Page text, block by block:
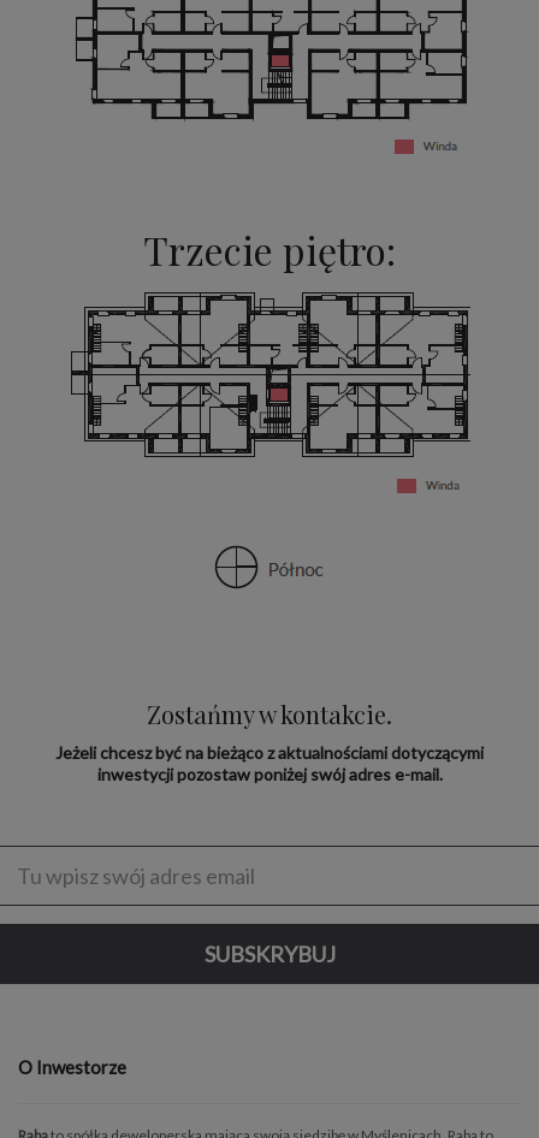
Trzecie piętro:
Zostańmy w kontakcie.
Jeżeli chcesz być na bieżąco z aktualnościami dotyczącymi
inwestycji pozostaw poniżej swój adres e-mail.
SUBSKRYBUJ
O Inwestorze